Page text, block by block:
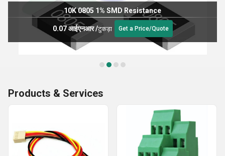
10K 0805 1% SMD Resistance
0.07 आईएनआर/टुकड़ा Get a Price/Quote
Products & Services